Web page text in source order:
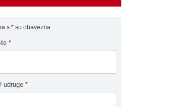
s * su obavezna
*
udruge *